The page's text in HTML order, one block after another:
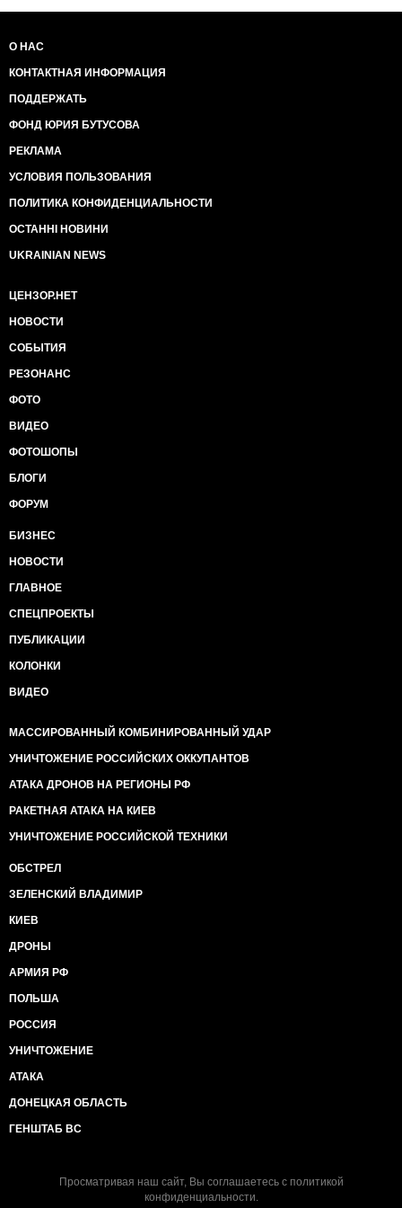
делает его зависимым от путина.
В тоже время, путин - категорически против
Украины в НАТО, и за консервацию конфликта в
лугандонии.
Вот и имеем результат: ввиде обещанного от
2020года(т.е. когда его уже не будет у власти), и
законсервированный конфликт в лугандонии,
действия этой воровской шоблы и только потом
делают выводы о размере и виде военной помощи.
Для того, шобы получать в требуемом обьеме
производить соответствующие заявлениям
действия.
О НАС
КОНТАКТНАЯ ИНФОРМАЦИЯ
ПОДДЕРЖАТЬ
ФОНД ЮРИЯ БУТУСОВА
РЕКЛАМА
УСЛОВИЯ ПОЛЬЗОВАНИЯ
ПОЛИТИКА КОНФИДЕНЦИАЛЬНОСТИ
ОСТАННІ НОВИНИ
UKRAINIAN NEWS
ЦЕНЗОР.НЕТ
НОВОСТИ
СОБЫТИЯ
РЕЗОНАНС
ФОТО
ВИДЕО
ФОТОШОПЫ
БЛОГИ
ФОРУМ
БИЗНЕС
НОВОСТИ
ГЛАВНОЕ
СПЕЦПРОЕКТЫ
ПУБЛИКАЦИИ
КОЛОНКИ
ВИДЕО
МАССИРОВАННЫЙ КОМБИНИРОВАННЫЙ УДАР
УНИЧТОЖЕНИЕ РОССИЙСКИХ ОККУПАНТОВ
АТАКА ДРОНОВ НА РЕГИОНЫ РФ
РАКЕТНАЯ АТАКА НА КИЕВ
УНИЧТОЖЕНИЕ РОССИЙСКОЙ ТЕХНИКИ
ОБСТРЕЛ
ЗЕЛЕНСКИЙ ВЛАДИМИР
КИЕВ
ДРОНЫ
АРМИЯ РФ
ПОЛЬША
РОССИЯ
УНИЧТОЖЕНИЕ
АТАКА
ДОНЕЦКАЯ ОБЛАСТЬ
ГЕНШТАБ ВС
Просматривая наш сайт, Вы соглашаетесь с политикой
конфиденциальности.